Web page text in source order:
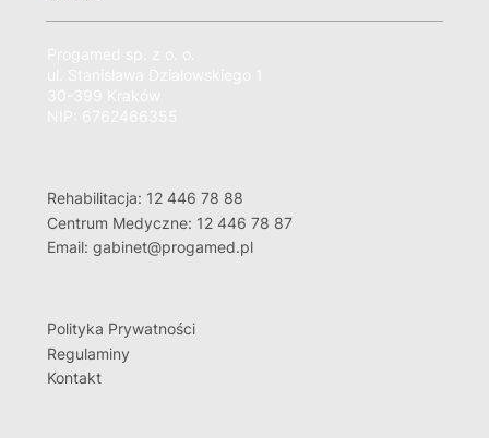
Rehabilitacja: 12 446 78 88
Centrum Medyczne: 12 446 78 87
Email: gabinet@progamed.pl
Polityka Prywatności
Regulaminy
Kontakt